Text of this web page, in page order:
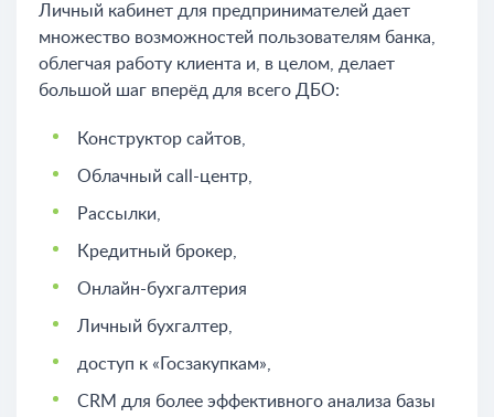
Личный кабинет для предпринимателей дает
множество возможностей пользователям банка,
облегчая работу клиента и, в целом, делает
большой шаг вперёд для всего ДБО:
Конструктор сайтов,
Облачный call-центр,
Рассылки,
Кредитный брокер,
Онлайн-бухгалтерия
Личный бухгалтер,
доступ к «Госзакупкам»,
CRM для более эффективного анализа базы